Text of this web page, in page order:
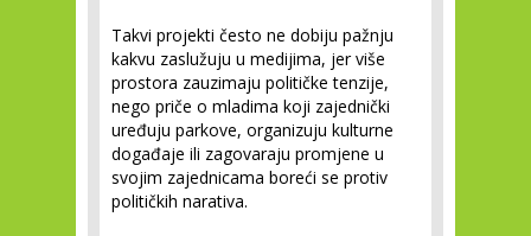
Takvi projekti često ne dobiju pažnju
kakvu zaslužuju u medijima, jer više
prostora zauzimaju političke tenzije,
nego priče o mladima koji zajednički
uređuju parkove, organizuju kulturne
događaje ili zagovaraju promjene u
svojim zajednicama boreći se protiv
političkih narativa.